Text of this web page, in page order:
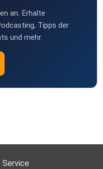
an. Erhalte
Tipps der
und mehr.
Service